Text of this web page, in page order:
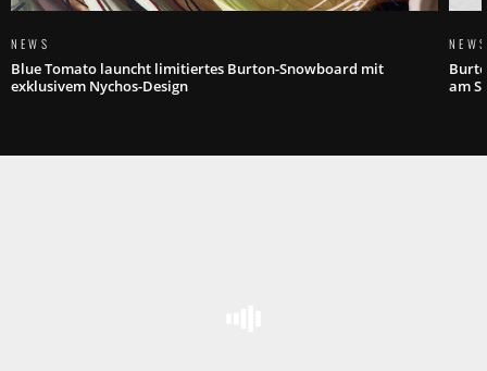
NEWS
Blue Tomato launcht limitiertes Burton-Snowboard mit
exklusivem Nychos-Design
NEWS
am